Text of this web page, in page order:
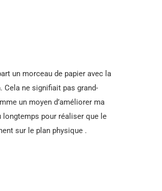
un morceau de papier avec la
ne signifiait pas grand-
un moyen d’améliorer ma
longtemps pour réaliser que le
sur le plan physique .